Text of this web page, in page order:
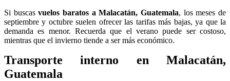
Si buscasvuelos baratos a Malacatán, Guatemala, los meses de
septiembre y octubre suelen ofrecer las tarifas más bajas, ya que la
demanda es menor. Recuerda que el verano puede ser costoso,
mientras que el invierno tiende a ser más económico.
Transporte interno en Malacatán,
Guatemala